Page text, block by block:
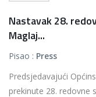
Nastavak 28.
Maglaj...
Pisao : Press
Predsjedavajući
prekinute 28. redovne